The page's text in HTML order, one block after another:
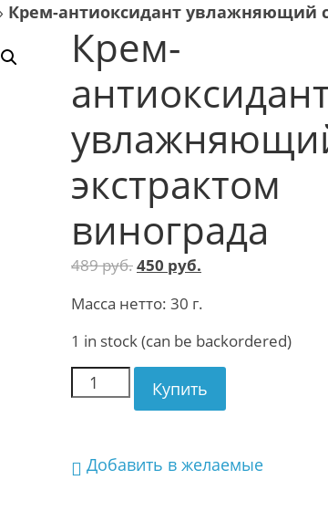
Крем-антиоксидант увлажняющий
Крем-
экстрактом
винограда
489руб.450 руб.
Масса нетто: 30 г.
1 in stock (can be backordered)
Купить
Добавить в желаемые